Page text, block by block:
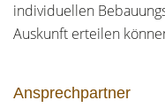
individuellen
Auskunft erteilen
Ansprechpartner